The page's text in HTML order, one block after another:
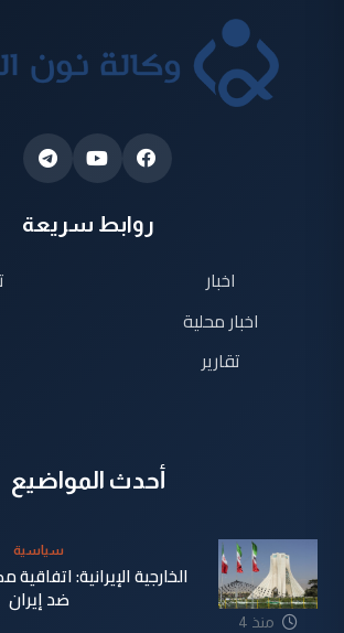
روابط سريعة
اخبار
اخبار محلية
تقارير
أحدث المواضيع
منذ 4
سياسية
الخارجية الإيرانية:
ضد إيران